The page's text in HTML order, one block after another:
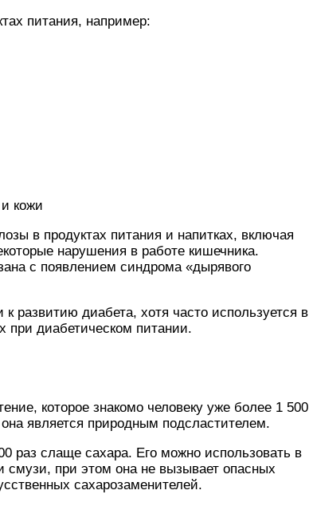
питания, например:
кожи
в продуктах питания и напитках, включая
нарушения в работе кишечника.
с появлением синдрома «дырявого
развитию диабета, хотя часто используется в
при диабетическом питании.
которое знакомо человеку уже более 1 500
является природным подсластителем.
раз слаще сахара. Его можно использовать в
смузи, при этом она не вызывает опасных
сахарозаменителей.